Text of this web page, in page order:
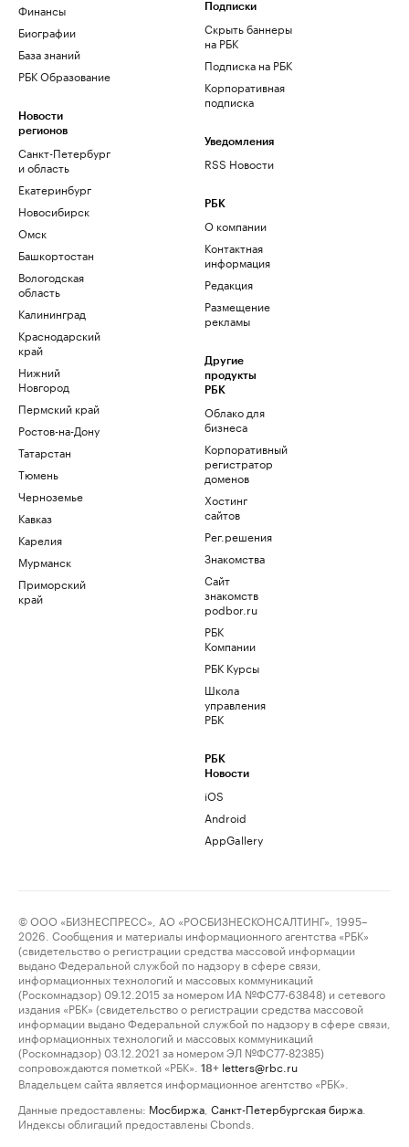
Финансы
Биографии
База знаний
РБК Образование
Новости
регионов
Санкт-Петербург
и область
Екатеринбург
Новосибирск
Омск
Башкортостан
Вологодская
область
Калининград
Краснодарский
край
Нижний
Новгород
Пермский край
Ростов-на-Дону
Татарстан
Тюмень
Черноземье
Кавказ
Карелия
Мурманск
Приморский
край
Подписки
Скрыть баннеры
на РБК
Подписка на РБК
Корпоративная
подписка
Уведомления
RSS Новости
РБК
О компании
Контактная
информация
Редакция
Размещение
рекламы
Другие
продукты
РБК
Облако для
бизнеса
Корпоративный
регистратор
доменов
Хостинг
сайтов
Рег.решения
Знакомства
Сайт
знакомств
podbor.ru
РБК
Компании
РБК Курсы
Школа
управления
РБК
РБК
Новости
iOS
Android
AppGallery
© ООО «БИЗНЕСПРЕСС», АО «РОСБИЗНЕСКОНСАЛТИНГ», 1995–
2026. Сообщения и материалы информационного агентства «РБК»
(свидетельство о регистрации средства массовой информации
выдано Федеральной службой по надзору в сфере связи,
информационных технологий и массовых коммуникаций
(Роскомнадзор) 09.12.2015 за номером ИА №ФС77-63848) и сетевого
издания «РБК» (свидетельство о регистрации средства массовой
информации выдано Федеральной службой по надзору в сфере связи,
информационных технологий и массовых коммуникаций
(Роскомнадзор) 03.12.2021 за номером ЭЛ №ФС77-82385)
сопровождаются пометкой «РБК».
18+ letters@rbc.ru
Владельцем сайта является информационное агентство «РБК».
Данные предоставлены: Мосбиржа Санкт-Петербургская биржа
Индексы облигаций предоставлены Cbonds.